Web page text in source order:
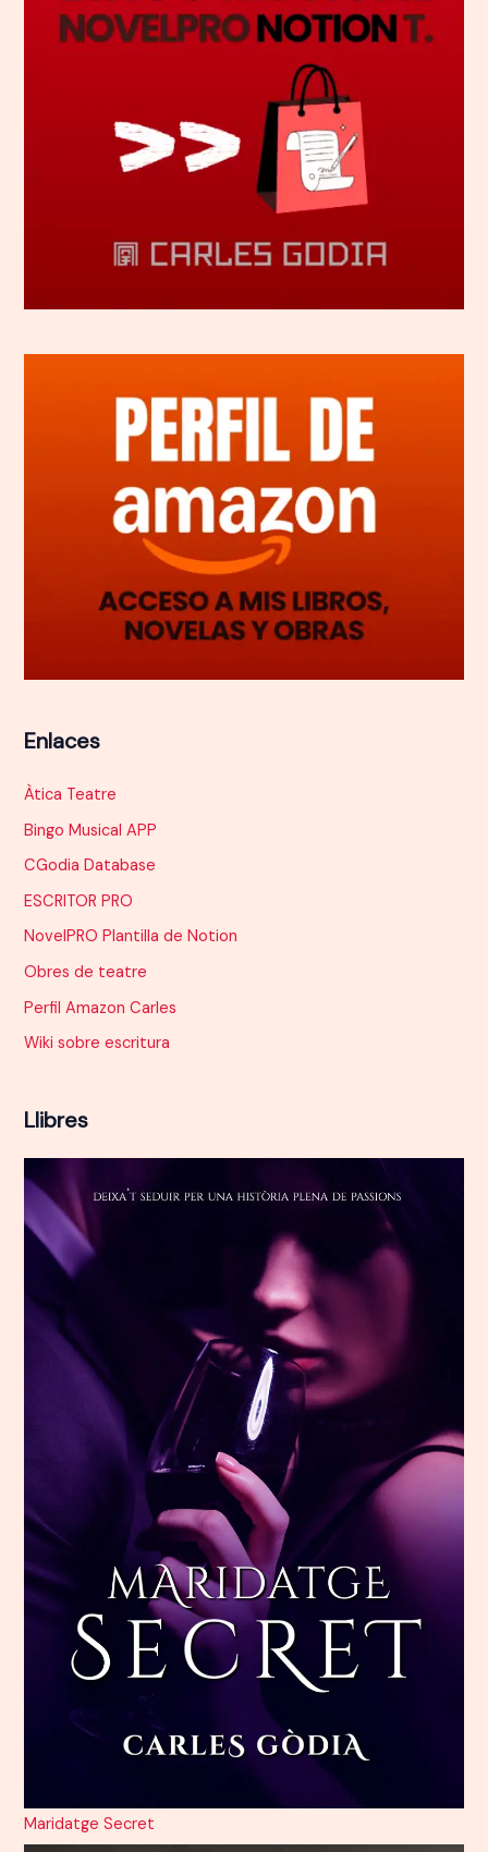
Enlaces
Àtica Teatre
Bingo Musical APP
CGodia Database
ESCRITOR PRO
NovelPRO Plantilla de Notion
Obres de teatre
Perfil Amazon Carles
Wiki sobre escritura
Llibres
Maridatge Secret